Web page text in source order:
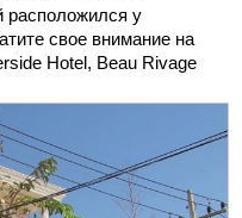
расположился у
свое внимание на
Hotel, Beau Rivage